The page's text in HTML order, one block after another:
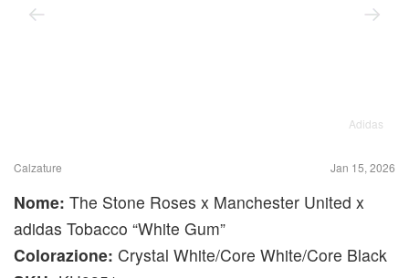
Adidas
Calzature Jan 15, 2026
Nome: The Stone Roses x Manchester United x
adidas Tobacco “White Gum”
Colorazione: Crystal White/Core White/Core Black